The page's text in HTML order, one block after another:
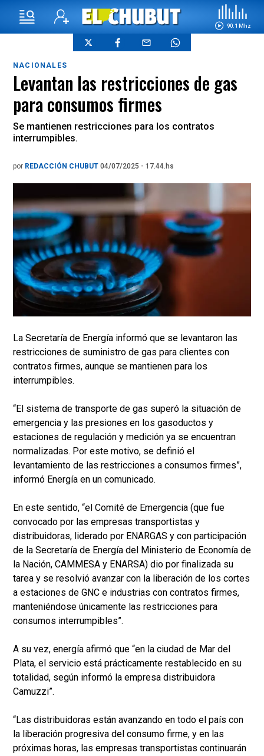
90.1 Mhz
NACIONALES
Levantan las restricciones de gas
para consumos firmes
Se mantienen restricciones para los contratos
interrumpibles.
por REDACCIÓN CHUBUT 04/07/2025 - 17.44.hs
La Secretaría de Energía informó que se levantaron las
restricciones de suministro de gas para clientes con
contratos firmes, aunque se mantienen para los
interrumpibles.
“El sistema de transporte de gas superó la situación de
emergencia y las presiones en los gasoductos y
estaciones de regulación y medición ya se encuentran
normalizadas. Por este motivo, se definió el
levantamiento de las restricciones a consumos firmes”,
informó Energía en un comunicado.
En este sentido, “el Comité de Emergencia (que fue
convocado por las empresas transportistas y
distribuidoras, liderado por ENARGAS y con participación
de la Secretaría de Energía del Ministerio de Economía de
la Nación, CAMMESA y ENARSA) dio por finalizada su
tarea y se resolvió avanzar con la liberación de los cortes
a estaciones de GNC e industrias con contratos firmes,
manteniéndose únicamente las restricciones para
consumos interrumpibles”.
A su vez, energía afirmó que “en la ciudad de Mar del
Plata, el servicio está prácticamente restablecido en su
totalidad, según informó la empresa distribuidora
Camuzzi”.
“Las distribuidoras están avanzando en todo el país con
la liberación progresiva del consumo firme, y en las
próximas horas, las empresas transportistas continuarán